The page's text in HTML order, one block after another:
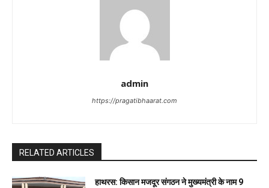
admin
https://pragatibhaarat.com
RELATED ARTICLES
हाथरस: किसान मजदूर संगठन ने मुख्यमंत्री के नाम 9